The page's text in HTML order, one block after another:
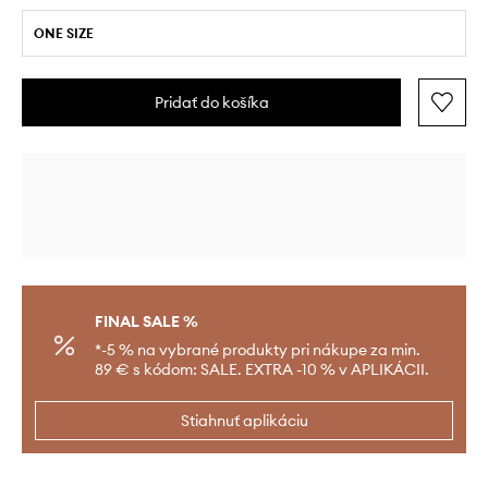
ONE SIZE
Pridať do košíka
FINAL SALE %
*-5 % na vybrané produkty pri nákupe za min.
89 € s kódom: SALE. EXTRA -10 % v APLIKÁCII.
Stiahnuť aplikáciu